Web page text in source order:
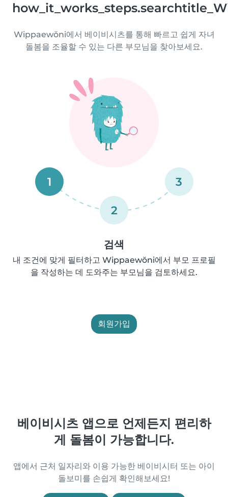
Wippaewŏni에서 베이비시츠를 통해 빠르고 쉽게 자녀
돌봄을 조율할 수 있는 다른 부모님을 찾아보세요.
1
2
3
검색
내 조건에 맞게 필터하고 Wippaewŏni에서 부모 프로필
을 작성하는 데 도와주는 부모님을 검토하세요.
회원가입
베이비시츠 앱으로 언제든지 편리하
게 돌봄이 가능합니다.
앱에서 근처 일자리와 이용 가능한 베이비시터 또는 아이
돌보미를 손쉽게 확인해보세요!